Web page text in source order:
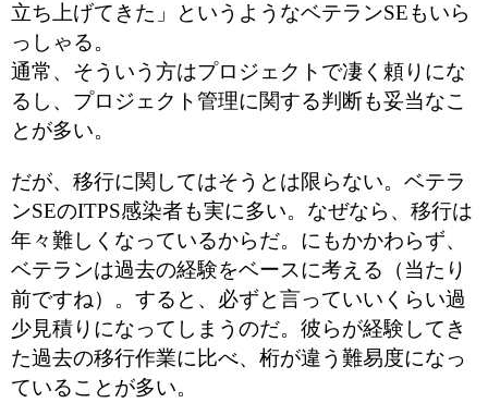
立ち上げてきた」というようなベテランSEもいら
っしゃる。
通常、そういう方はプロジェクトで凄く頼りにな
るし、プロジェクト管理に関する判断も妥当なこ
とが多い。
だが、移行に関してはそうとは限らない。ベテラ
ンSEのITPS感染者も実に多い。なぜなら、移行は
年々難しくなっているからだ。にもかかわらず、
ベテランは過去の経験をベースに考える（当たり
前ですね）。すると、必ずと言っていいくらい過
少見積りになってしまうのだ。彼らが経験してき
た過去の移行作業に比べ、桁が違う難易度になっ
ていることが多い。